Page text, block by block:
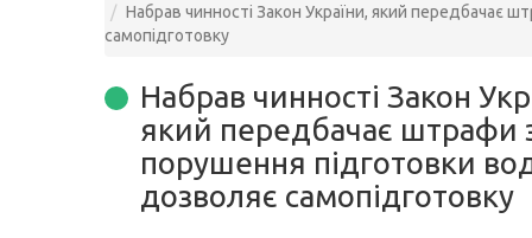
Набрав чинності Закон України, який передбачає
самопідготовку
Набрав чинності Закон
який передбачає штрафи
порушення підготовки
дозволяє самопідготовку